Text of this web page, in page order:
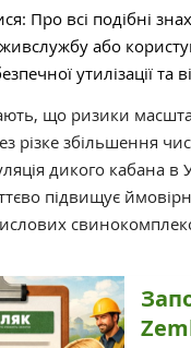
Про всі подібні
або
утилізації та
що ризики
різке збільшення
дикого кабана в
підвищує